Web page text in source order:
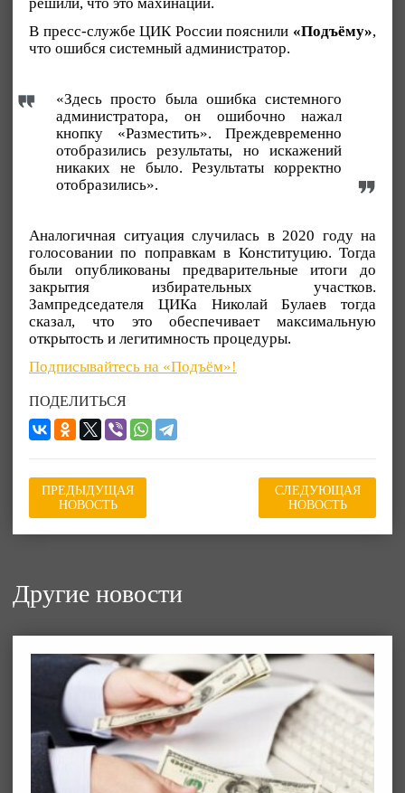
В пресс-службе ЦИК России пояснили «Подъёму»,
что ошибся системный администратор.
«Здесь просто была ошибка системного
администратора, он ошибочно нажал
кнопку «Разместить». Преждевременно
отобразились результаты, но искажений
никаких не было. Результаты корректно
отобразились».
Аналогичная ситуация случилась в 2020 году на
голосовании по поправкам в Конституцию. Тогда
были опубликованы предварительные итоги до
закрытия избирательных участков.
Зампредседателя ЦИКа Николай Булаев тогда
сказал, что это обеспечивает максимальную
открытость и легитимность процедуры.
Подписывайтесь на «Подъём»!
ПОДЕЛИТЬСЯ
ПРЕДЫДУЩАЯ
НОВОСТЬ
СЛЕДУЮЩАЯ
НОВОСТЬ
Другие новости